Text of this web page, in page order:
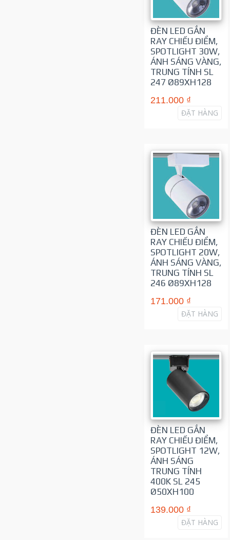
ĐÈN LED GẮN
RAY CHIẾU ĐIỂM,
SPOTLIGHT 30W,
ÁNH SÁNG VÀNG,
TRUNG TÍNH SL
247 Ø89XH128
211.000 ₫
ĐẶT HÀNG
ĐÈN LED GẮN
RAY CHIẾU ĐIỂM,
SPOTLIGHT 20W,
ÁNH SÁNG VÀNG,
TRUNG TÍNH SL
246 Ø89XH128
171.000 ₫
ĐẶT HÀNG
ĐÈN LED GẮN
RAY CHIẾU ĐIỂM,
SPOTLIGHT 12W,
ÁNH SÁNG
TRUNG TÍNH
400K SL 245
Ø50XH100
139.000 ₫
ĐẶT HÀNG